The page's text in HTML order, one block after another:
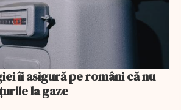
îi asigură pe români că nu
la gaze